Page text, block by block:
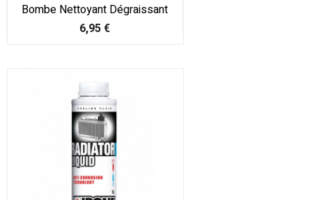
Bombe Nettoyant Dégraissant
Prix
6,95 €